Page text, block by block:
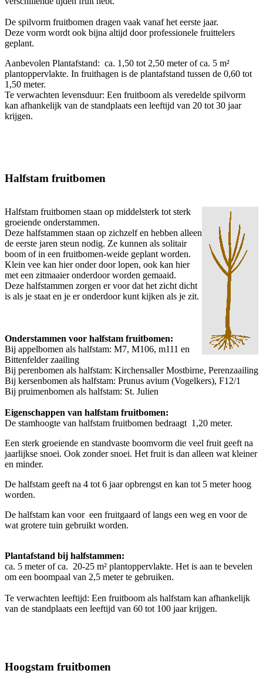
De spilvorm fruitbomen dragen vaak vanaf het eerste jaar.
Deze vorm wordt ook bijna altijd door professionele fruittelers
geplant.
Aanbevolen Plantafstand: ca. 1,50 tot 2,50 meter of ca. 5 m²
plantoppervlakte. In fruithagen is de plantafstand tussen de 0,60 tot
1,50 meter.
Te verwachten levensduur: Een fruitboom als veredelde spilvorm
kan afhankelijk van de standplaats een leeftijd van 20 tot 30 jaar
krijgen.
Halfstam fruitbomen
Halfstam fruitbomen staan op middelsterk tot sterk
groeiende onderstammen.
Deze halfstammen staan op zichzelf en hebben alleen
de eerste jaren steun nodig. Ze kunnen als solitair
boom of in een fruitbomen-weide geplant worden.
Klein vee kan hier onder door lopen, ook kan hier
met een zitmaaier onderdoor worden gemaaid.
Deze halfstammen zorgen er voor dat het zicht dicht
is als je staat en je er onderdoor kunt kijken als je zit.
Onderstammen voor halfstam fruitbomen:
Bij appelbomen als halfstam: M7, M106, m111 en
Bittenfelder zaailing
Bij perenbomen als halfstam: Kirchensaller Mostbirne, Perenzaailing
Bij kersenbomen als halfstam: Prunus avium (Vogelkers), F12/1
Bij pruimenbomen als halfstam: St. Julien
Eigenschappen van halfstam fruitbomen:
De stamhoogte van halfstam fruitbomen bedraagt 1,20 meter.
Een sterk groeiende en standvaste boomvorm die veel fruit geeft na
jaarlijkse snoei. Ook zonder snoei. Het fruit is dan alleen wat kleiner
en minder.
De halfstam geeft na 4 tot 6 jaar opbrengst en kan tot 5 meter hoog
worden.
De halfstam kan voor een fruitgaard of langs een weg en voor de
wat grotere tuin gebruikt worden.
Plantafstand bij halfstammen:
ca. 5 meter of ca. 20-25 m² plantoppervlakte. Het is aan te bevelen
om een boompaal van 2,5 meter te gebruiken.
Te verwachten leeftijd: Een fruitboom als halfstam kan afhankelijk
van de standplaats een leeftijd van 60 tot 100 jaar krijgen.
Hoogstam fruitbomen